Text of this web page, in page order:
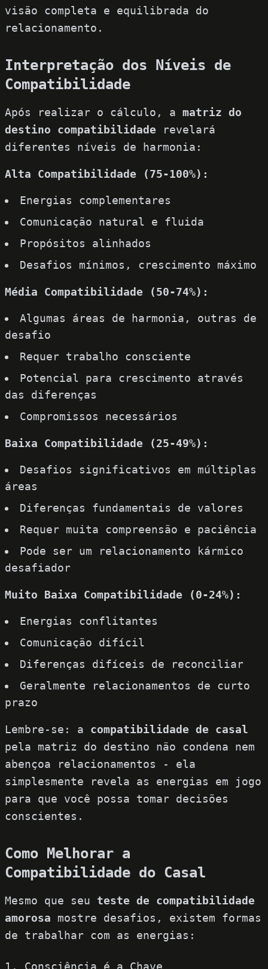
visão completa e equilibrada do
relacionamento.
Interpretação dos Níveis de
Compatibilidade
Após realizar o cálculo, a matriz do
destino compatibilidade revelará
diferentes níveis de harmonia:
Alta Compatibilidade (75-100%):
Energias complementares
Comunicação natural e fluida
Propósitos alinhados
Desafios mínimos, crescimento máximo
Média Compatibilidade (50-74%):
Algumas áreas de harmonia, outras de
desafio
Requer trabalho consciente
Potencial para crescimento através
das diferenças
Compromissos necessários
Baixa Compatibilidade (25-49%):
Desafios significativos em múltiplas
áreas
Diferenças fundamentais de valores
Requer muita compreensão e paciência
Pode ser um relacionamento kármico
desafiador
Muito Baixa Compatibilidade (0-24%):
Energias conflitantes
Comunicação difícil
Diferenças difíceis de reconciliar
Geralmente relacionamentos de curto
prazo
Lembre-se: a compatibilidade de casal
pela matriz do destino não condena nem
abençoa relacionamentos - ela
simplesmente revela as energias em jogo
para que você possa tomar decisões
conscientes.
Como Melhorar a
Compatibilidade do Casal
Mesmo que seu teste de compatibilidade
amorosa mostre desafios, existem formas
de trabalhar com as energias:
1. Consciência é a Chave